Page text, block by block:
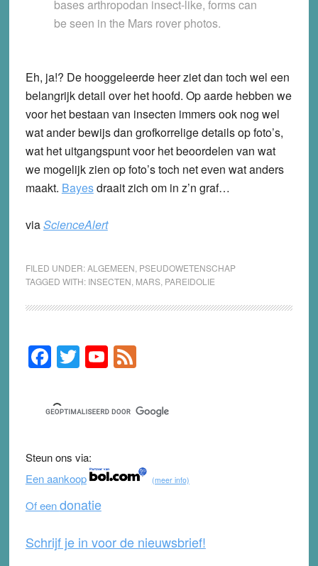
bases arthropodan insect-like, forms can
be seen in the Mars rover photos.
Eh, ja!? De hooggeleerde heer ziet dan toch wel een
belangrijk detail over het hoofd. Op aarde hebben we
voor het bestaan van insecten immers ook nog wel
wat ander bewijs dan grofkorrelige details op foto’s,
wat het uitgangspunt voor het beoordelen van wat
we mogelijk zien op foto’s toch net even wat anders
maakt. Bayesdraait zich om in z’n graf…
viaScienceAlert
FILED UNDER:ALGEMEEN PSEUDOWETENSCHAP
TAGGED WITH: INSECTEN MARS, PAREIDOLIE
Primary
Sidebar
F
a
c
e
b
o
o
k
T
wi
tt
er
Y
o
u
T
b
e
F
e
d
Steun ons via:
Een aankoop
(meer info)
Of eendonatie
Schrijf je in voor de nieuwsbrief!